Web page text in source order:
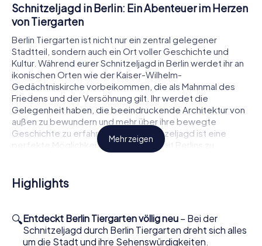
Schnitzeljagd in Berlin: Ein Abenteuer im Herzen
von Tiergarten
Berlin Tiergarten ist nicht nur ein zentral gelegener
Stadtteil, sondern auch ein Ort voller Geschichte und
Kultur. Während eurer Schnitzeljagd in Berlin werdet ihr an
ikonischen Orten wie der Kaiser-Wilhelm-
Gedächtniskirche vorbeikommen, die als Mahnmal des
Friedens und der Versöhnung gilt. Ihr werdet die
Gelegenheit haben, die beeindruckende Architektur von
außen zu bewundern und mehr über ihre bewegte
Geschichte zu erfahren. Diese Schnitzeljagd ist eine
perfekte Möglichkeit, die Vielseitigkeit Berlins zu
erleben, während ihr knifflige Rätsel löst und spannende
So funktioniert die Schnitzeljagd in Berlin
Um an der Schnitzeljagd teilzunehmen, benötigt ihr
lediglich ein Smartphone und unsere App, die euch durch
Mehr zeigen
Highlights
🔍Entdeckt Berlin Tiergarten völlig neu – Bei der
Schnitzeljagd durch Berlin Tiergarten dreht sich alles
um die Stadt und ihre Sehenswürdigkeiten.